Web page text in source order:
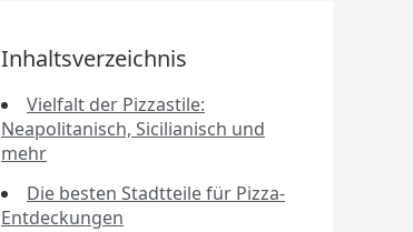
Inhaltsverzeichnis
Vielfalt der Pizzastile:
Neapolitanisch, Sicilianisch und
mehr
Die besten Stadtteile für Pizza-
Entdeckungen